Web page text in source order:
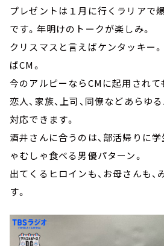
プレゼントは１月に行くラリアで
です。年明けのトークが楽しみ。
クリスマスと言えばケンタッキー
ばCM。
今のアルピーならCMに起用されて
恋人、家族、上司、同僚などあらゆ
対応できます。
酒井さんに合うのは、部活帰りに
ゃむしゃ食べる男優パターン。
出てくるヒロインも、お母さんも
す。